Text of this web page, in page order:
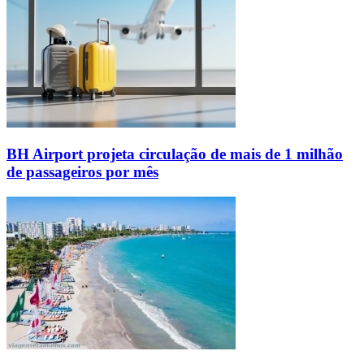
BH Airport projeta circulação de mais de 1 milhão
de passageiros por mês